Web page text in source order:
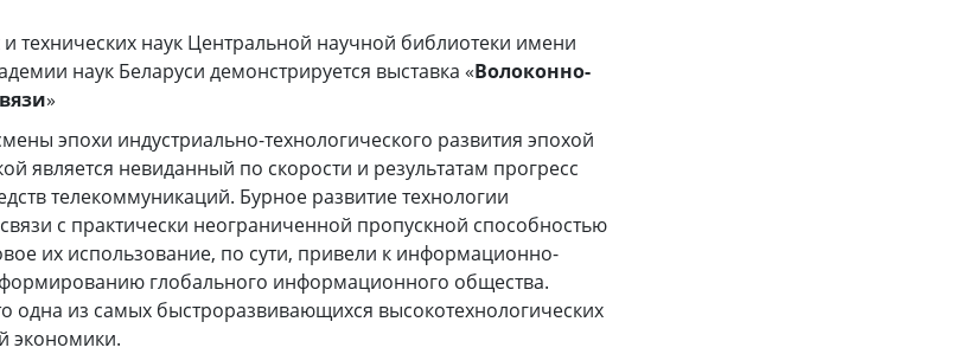
технических наук Центральной научной библиотеки имени
наук Беларуси демонстрируется выставка «Волоконно-
»
эпохи индустриально-технологического развития эпохой
является невиданный по скорости и результатам прогресс
телекоммуникаций. Бурное развитие технологии
с практически неограниченной пропускной способностью
их использование, по сути, привели к информационно-
глобального информационного общества.
одна из самых быстроразвивающихся высокотехнологических
экономики.